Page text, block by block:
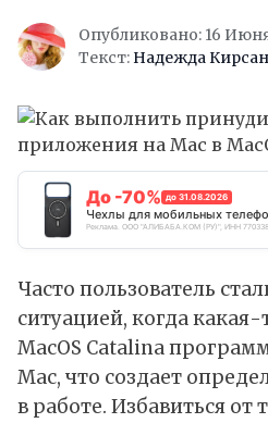
Опубликовано: 16
Текст: Надежда
До -70% до 31.08.2026
Чехлы для мобильных
Реклама. ООО "АЛИБАБА.КОМ (РУ)", ИНН
Часто пользователь
ситуацией, когда
MacOS Catalina
Mac, что создает
в работе. Избавиться